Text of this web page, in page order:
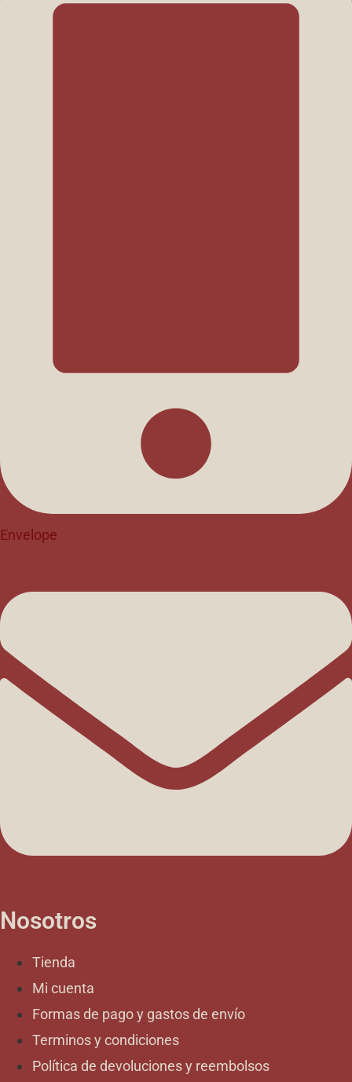
Envelope
Nosotros
Tienda
Mi cuenta
Formas de pago y gastos de envío
Terminos y condiciones
Política de devoluciones y reembolsos